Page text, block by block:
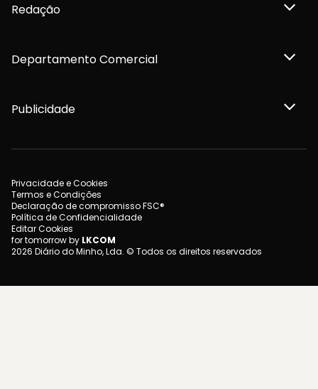
Redação
Departamento Comercial
Publicidade
Privacidade e Cookies
Termos e Condições
Declaração de compromisso FSC®
Política de Confidencialidade
Editar Cookies
for tomorrow by LKCOM
2026 Diário do Minho, Lda. © Todos os direitos reservados